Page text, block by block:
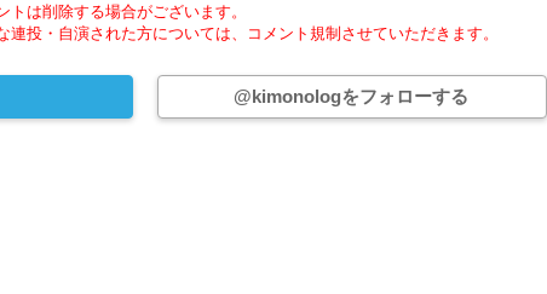
は削除する場合がございます。
投・自演された方については、コメント規制させていただきます。
@kimonologをフォローする